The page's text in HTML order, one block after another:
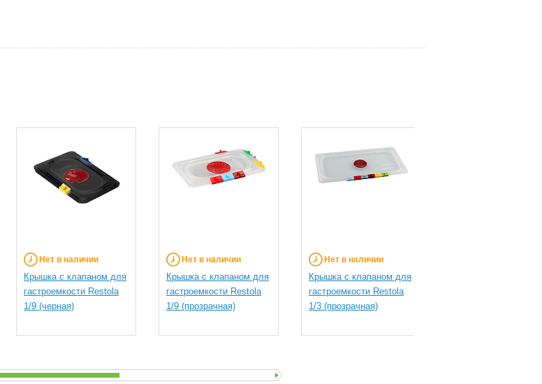
Нет в наличии
Крышка с клапаном для
гастроемкости Restola
1/9 (черная)
Нет в наличии
Крышка с клапаном для
гастроемкости Restola
1/9 (прозрачная)
Нет в наличии
Крышка с клапаном для
гастроемкости Restola
1/3 (прозрачная)